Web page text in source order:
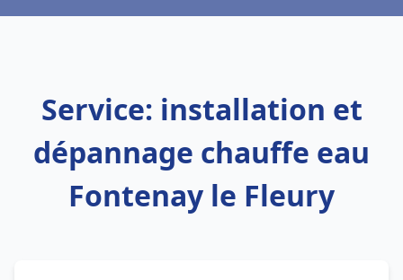
Service: installation et
dépannage chauffe eau
Fontenay le Fleury